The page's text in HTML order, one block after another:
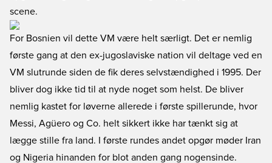
scene.
For Bosnien vil dette VM være helt særligt. Det er nemlig
første gang at den ex-jugoslaviske nation vil deltage ved en
VM slutrunde siden de fik deres selvstændighed i 1995. Der
bliver dog ikke tid til at nyde noget som helst. De bliver
nemlig kastet for løverne allerede i første spillerunde, hvor
Messi, Agüero og Co. helt sikkert ikke har tænkt sig at
lægge stille fra land. I første rundes andet opgør møder Iran
og Nigeria hinanden for blot anden gang nogensinde.